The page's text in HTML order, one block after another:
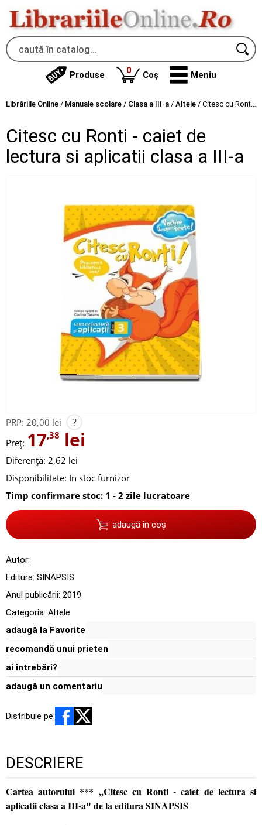
Produse 0produse
Coș Meniu
Librăriile Online / Manuale scolare / Clasa a III-a / Altele / Citesc cu Ronti - caiet de lectura si aplicatii clasa a III-a
Citesc cu Ronti - caiet de
lectura si aplicatii clasa a III-a
PRP: 20,00 lei ?
Preț: 17,38 lei
Diferență: 2,62 lei
Disponibilitate: In stoc furnizor
Timp confirmare stoc: 1 - 2 zile lucratoare
adaugă în coș
Autor:
Editura: SINAPSIS
Anul publicării: 2019
Categoria: Altele
adaugă la Favorite
recomandă unui prieten
ai întrebări?
adaugă un comentariu
Distribuie pe:
DESCRIERE
Cartea autorului *** „Citesc cu Ronti - caiet de lectura si
aplicatii clasa a III-a" de la editura SINAPSIS